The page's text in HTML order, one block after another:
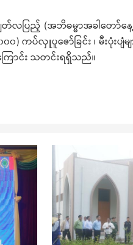
ပြည့် (အဘိဓမ္မာအခါတော်န
) ကပ်လှူပူဇော်ခြင်း ၊ မီးပုံးပ
ြောင်း သတင်းရရှိသည်။